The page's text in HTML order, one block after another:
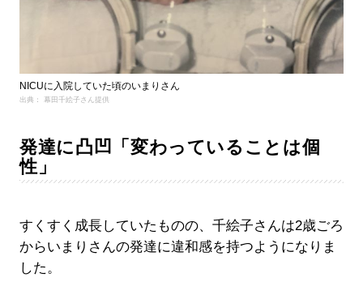
NICUに入院していた頃のいまりさん
出典： 幕田千絵子さん提供
発達に凸凹「変わっていることは個
性」
すくすく成長していたものの、千絵子さんは2歳ごろ
からいまりさんの発達に違和感を持つようになりま
した。